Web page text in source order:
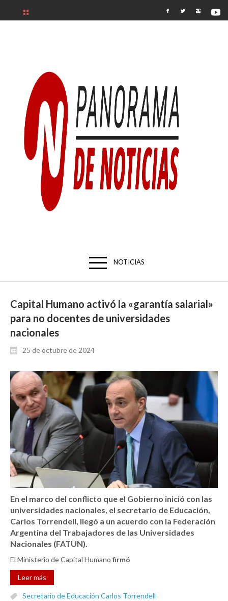
NOTICIAS
Capital Humano activó la «garantía salarial»
para no docentes de universidades
nacionales
25 de octubre de 2024
En el marco del conflicto que el Gobierno inició con las
universidades nacionales, el secretario de Educación,
Carlos Torrendell, llegó a un acuerdo con la Federación
Argentina del Trabajadores de las Universidades
Nacionales (FATUN).
El Ministerio de Capital Humano firmó
Leer más
Secretario de Educación Carlos Torrendell